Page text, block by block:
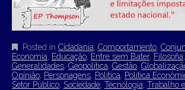
Posted in Cidadania Comportamento
Economia
Educação Entre sem Bater, Filosofia
Generalidades Geopolítica Gestão
Opinião Personagens Política Política
Setor Público Sociedade Tecnologia Trabalho